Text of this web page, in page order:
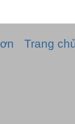
Trang